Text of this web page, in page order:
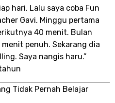
hari. Lalu saya coba Fun
Gavi. Minggu pertama
40 menit. Bulan
penuh. Sekarang dia
Saya nangis haru.”
Tidak Pernah Belajar